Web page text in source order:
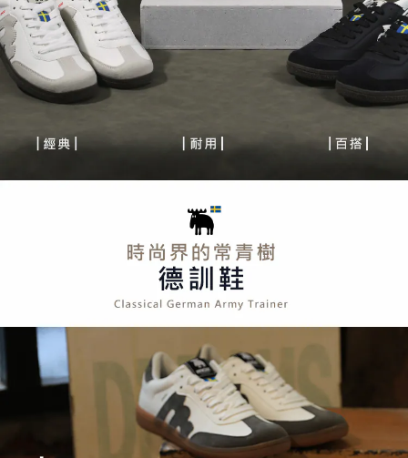
５．嚴禁一人註冊多個帳號或使用他人資訊註冊。若發現惡意使用之情形，
恩沛科技股份有限公司將有權停止該用戶之使用額度並採取法律行動。